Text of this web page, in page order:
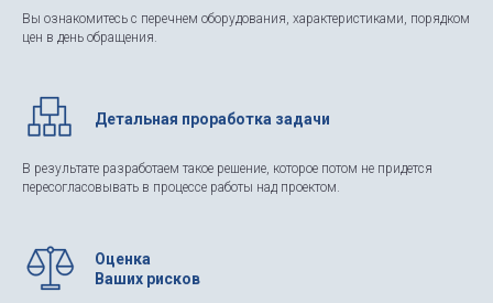
Вы ознакомитесь с перечнем оборудования, характеристиками, порядком
цен в день обращения.
Детальная проработка задачи
В результате разработаем такое решение, которое потом не придется
пересогласовывать в процессе работы над проектом.
Оценка
Ваших рисков